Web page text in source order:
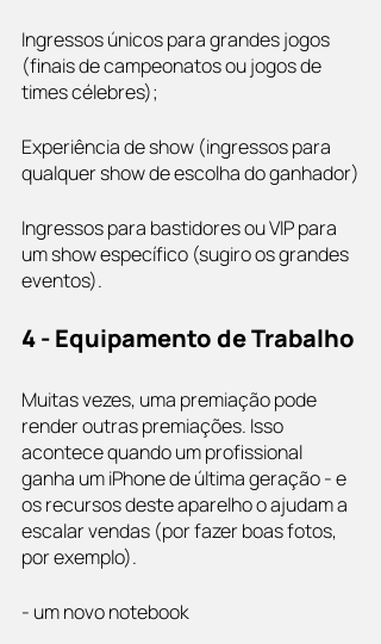
Ingressos únicos para grandes jogos
(finais de campeonatos ou jogos de
times célebres);
Experiência de show (ingressos para
qualquer show de escolha do ganhador)
Ingressos para bastidores ou VIP para
um show específico (sugiro os grandes
eventos).
4 - Equipamento de Trabalho
Muitas vezes, uma premiação pode
render outras premiações. Isso
acontece quando um profissional
ganha um iPhone de última geração - e
os recursos deste aparelho o ajudam a
escalar vendas (por fazer boas fotos,
por exemplo).
- um novo notebook